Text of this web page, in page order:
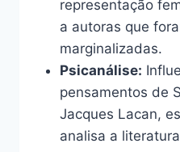
representação
a autoras que
marginalizadas.
Psicanálise:
pensamentos de
Jacques Lacan,
analisa a